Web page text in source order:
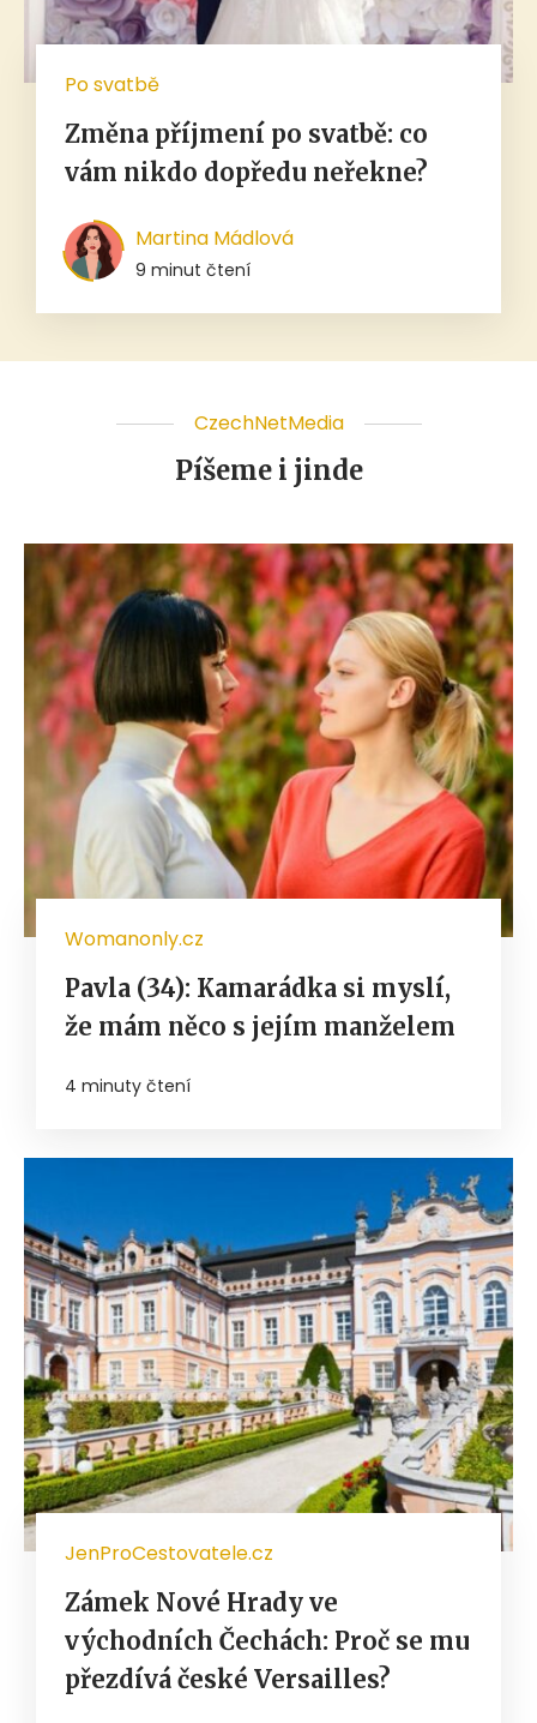
Po svatbě
Změna příjmení po svatbě: co
vám nikdo dopředu neřekne?
Martina Mádlová
9 minut čtení
CzechNetMedia
Píšeme i jinde
Womanonly.cz
Pavla (34): Kamarádka si myslí,
že mám něco s jejím manželem
4 minuty čtení
JenProCestovatele.cz
Zámek Nové Hrady ve
východních Čechách: Proč se mu
přezdívá české Versailles?